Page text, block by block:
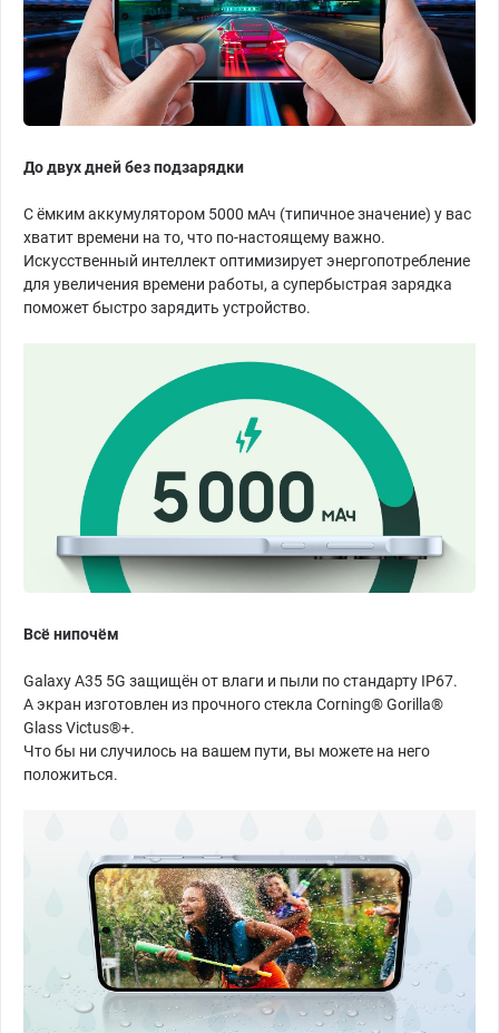
До двух дней без подзарядки
С ёмким аккумулятором 5000 мАч (типичное значение) у вас
хватит времени на то, что по-настоящему важно.
Искусственный интеллект оптимизирует энергопотребление
для увеличения времени работы, а супербыстрая зарядка
поможет быстро зарядить устройство.
Всё нипочём
Galaxy A35 5G защищён от влаги и пыли по стандарту IP67.
А экран изготовлен из прочного стекла Corning® Gorilla®
Glass Victus®+.
Что бы ни случилось на вашем пути, вы можете на него
положиться.